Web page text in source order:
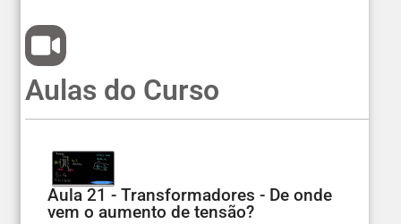
Aulas do Curso
Aula 21 - Transformadores - De onde
vem o aumento de tensão?